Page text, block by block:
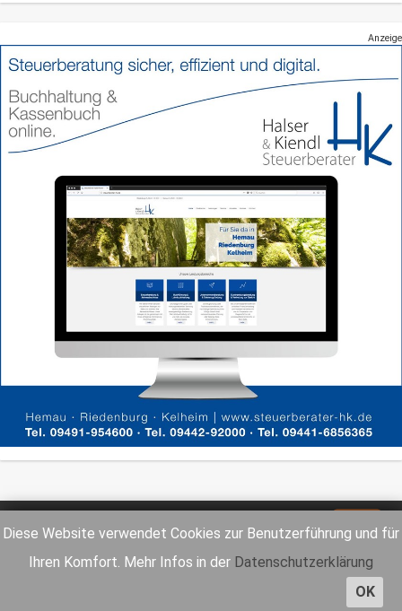
Diese Website verwendet Cookies zur Benutzerführung und für
Ihren Komfort. Mehr Infos in der Datenschutzerklärung
OK
Anzeige